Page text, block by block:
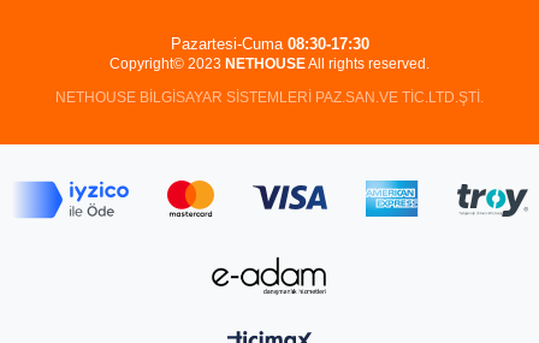
Copyright© 2023 NETHOUSEAll rights reserved.
NETHOUSE BİLGİSAYAR SİSTEMLERİ PAZ.SAN.VE TİC.LTD.ŞTİ.
Pazartesi-Cuma 08:30-17:30